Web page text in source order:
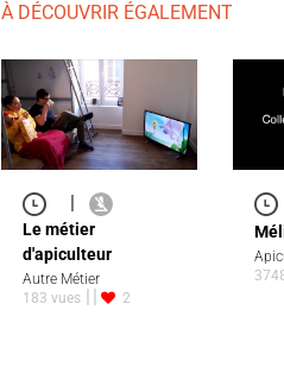
À DÉCOUVRIR ÉGALEMENT
Le métier
d'apiculteur
Autre Métier
183 vues
2